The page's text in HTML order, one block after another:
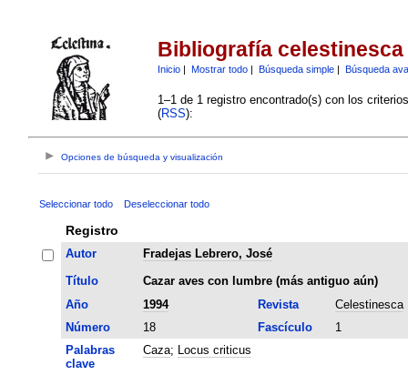
Bibliografía celestinesca
Inicio| Mostrar todo| Búsqueda simple| Búsqueda
1–1 de 1 registro encontrado(s) con los
(RSS):
Opciones de búsqueda y visualización
Seleccionar todo Deseleccionar todo
Registro
Autor
Fradejas Lebrero, José
Título
Cazar aves con lumbre (más antiguo aún)
Año
1994 Revista
Celestinesca
Número
18 Fascículo
1
Palabras
clave
Caza; Locus criticus